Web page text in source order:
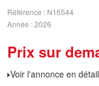
Référence
N16544
Année 2026
Prix sur
Voir l'annonce en détail